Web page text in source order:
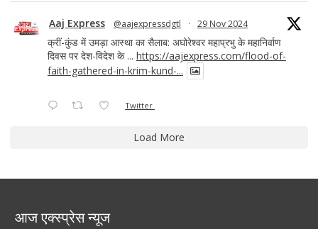
Aaj Express @aajexpressdgtl · 29 Nov 2024
क्रीं-कुंड में उमड़ा आस्था का सैलाब: अघोरेश्वर महाप्रभु के महानिर्वाण
दिवस पर देश-विदेश के ... https://aajexpress.com/flood-of-
faith-gathered-in-krim-kund-...
Twitter
Load More
आज एक्स्प्रेस न्यूज